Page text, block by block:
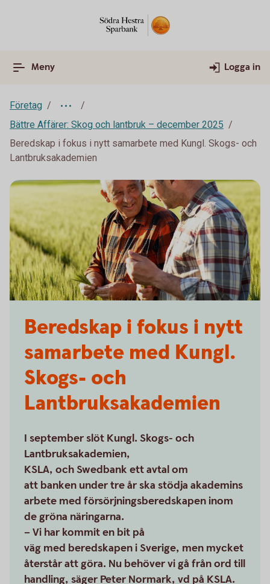
Meny Logga in
Företag
Bättre Affärer: Skog och lantbruk – december 2025
Beredskap i fokus i nytt samarbete med Kungl. Skogs- och
Lantbruksakademien
Beredskap i fokus i nytt
samarbete med Kungl.
Skogs- och
Lantbruksakademien
I september slöt Kungl. Skogs- och
Lantbruksakademien,
KSLA, och Swedbank ett avtal om
att banken under tre år ska stödja akademins
arbete med försörjningsberedskapen inom
de gröna näringarna.
– Vi har kommit en bit på
väg med beredskapen i Sverige, men mycket
återstår att göra. Nu behöver vi gå från ord till
handling, säger Peter Normark, vd på KSLA.